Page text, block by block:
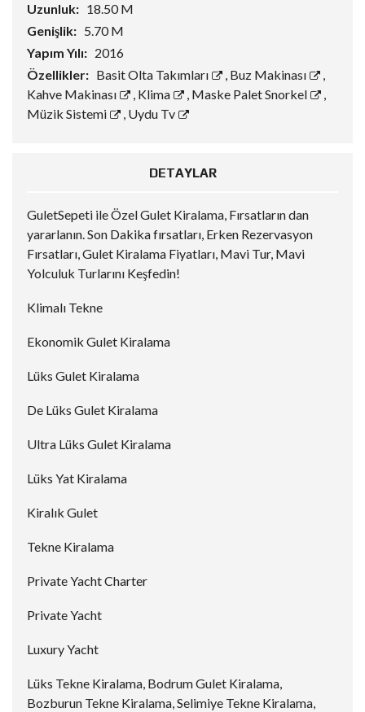
Uzunluk: 18.50 M
Genişlik: 5.70 M
Yapım Yılı: 2016
Özellikler: Basit Olta Takımları , Buz Makinası
,
Kahve Makinası
, Klima , Maske Palet Snorkel
,
Müzik Sistemi
, Uydu Tv
DETAYLAR
GuletSepeti ile Özel Gulet Kiralama, Fırsatların dan
yararlanın. Son Dakika fırsatları, Erken Rezervasyon
Fırsatları, Gulet Kiralama Fiyatları, Mavi Tur, Mavi
Yolculuk Turlarını Keşfedin!
Klimalı Tekne
Ekonomik Gulet Kiralama
Lüks Gulet Kiralama
De Lüks Gulet Kiralama
Ultra Lüks Gulet Kiralama
Lüks Yat Kiralama
Kiralık Gulet
Tekne Kiralama
Private Yacht Charter
Private Yacht
Luxury Yacht
Lüks Tekne Kiralama, Bodrum Gulet Kiralama,
Bozburun Tekne Kiralama, Selimiye Tekne Kiralama,